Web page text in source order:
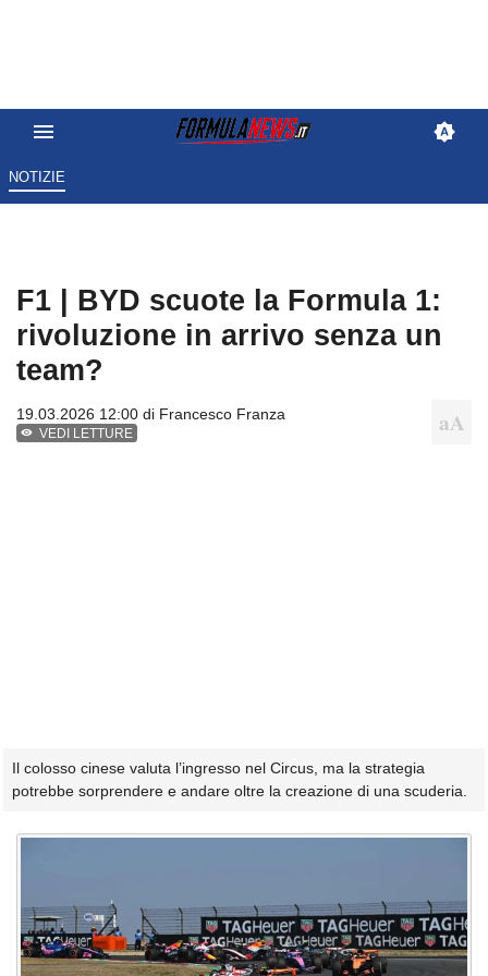
NOTIZIE
F1 | BYD scuote la Formula 1:
rivoluzione in arrivo senza un
team?
19.03.2026 12:00 di Francesco Franza
VEDI LETTURE
Il colosso cinese valuta l’ingresso nel Circus, ma la strategia
potrebbe sorprendere e andare oltre la creazione di una scuderia.